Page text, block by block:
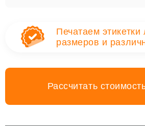
Печатаем
размеров и
Рассчитать